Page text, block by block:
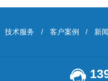
技术服务 / 客户案例 / 新